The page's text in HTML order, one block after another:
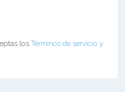
los Términos de servicio y